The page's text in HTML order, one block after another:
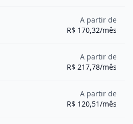
(USP)
Carlos
- SP
Alegre
- RS
Confira
bolsas de estudo
bem avaliadas na Quero
A partir de
R$ 170,32/mês
A partir de
R$ 217,78/mês
A partir de
R$ 120,51/mês